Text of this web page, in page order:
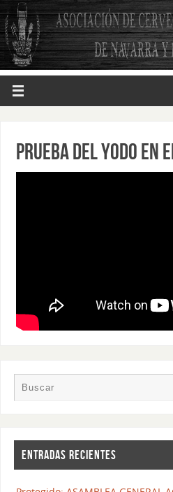
PRUEBA DEL YODO EN
ENTRADAS RECIENTES